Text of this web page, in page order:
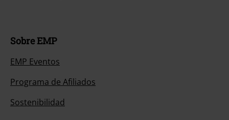
Sobre EMP
EMP Eventos
Programa de Afiliados
Sostenibilidad